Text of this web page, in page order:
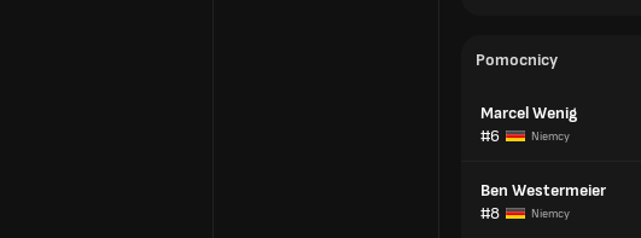
Pomocnicy
Marcel Wenig
#6
Niemcy
Ben Westermeier
#8
Niemcy